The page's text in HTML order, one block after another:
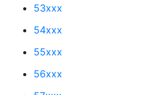
53xxx
54xxx
55xxx
56xxx